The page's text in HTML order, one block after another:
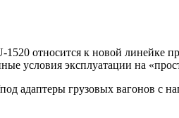
относится к новой линейке
условия эксплуатации на
адаптеры грузовых вагонов